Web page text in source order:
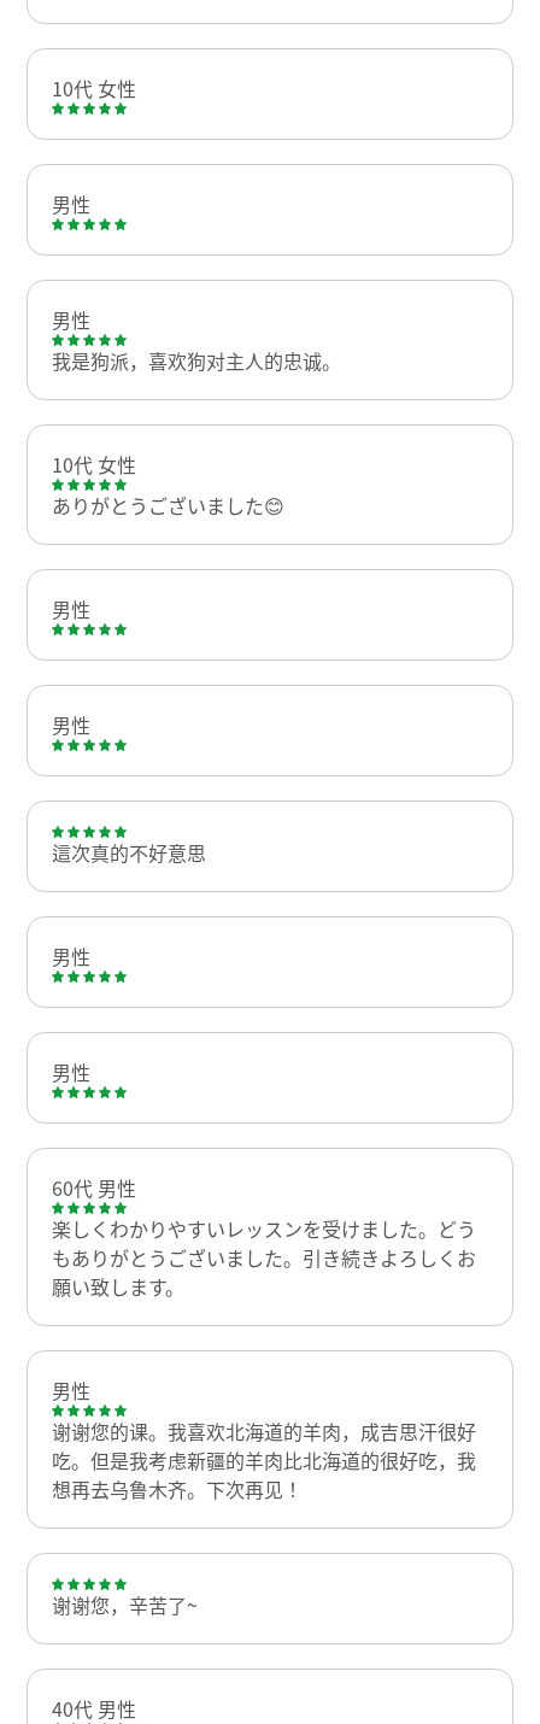
10代 女性
男性
男性
我是狗派，喜欢狗对主人的忠诚。
10代 女性
ありがとうございました😊
男性
男性
這次真的不好意思
男性
男性
60代 男性
楽しくわかりやすいレッスンを受けました。どう
もありがとうございました。引き続きよろしくお
願い致します。
男性
谢谢您的课。我喜欢北海道的羊肉，成吉思汗很好
吃。但是我考虑新疆的羊肉比北海道的很好吃，我
想再去乌鲁木齐。下次再见！
谢谢您，辛苦了~
40代 男性